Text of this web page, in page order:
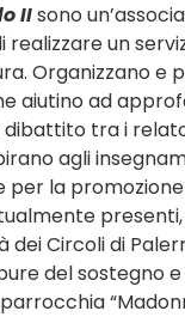
IIsono
realizzare un
Organizzano
aiutino ad
tra i
agli
per la
dei Circoli di
del sostegno